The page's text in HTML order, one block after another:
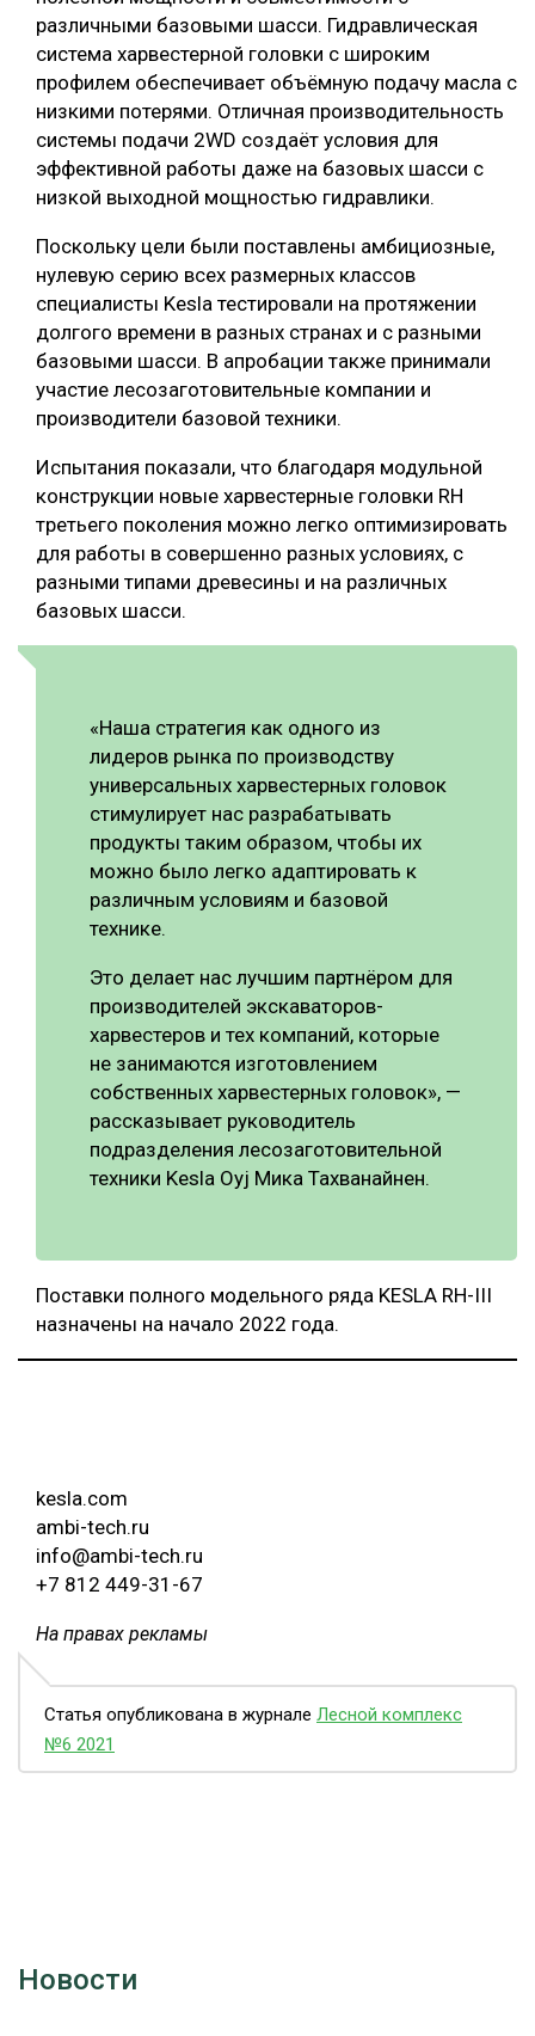
различными базовыми шасси. Гидравлическая
система харвестерной головки с широким
профилем обеспечивает объёмную подачу масла с
низкими потерями. Отличная производительность
системы подачи 2WD создаёт условия для
эффективной работы даже на базовых шасси с
низкой выходной мощностью гидравлики.
Поскольку цели были поставлены амбициозные,
нулевую серию всех размерных классов
специалисты Kesla тестировали на протяжении
долгого времени в разных странах и с разными
базовыми шасси. В апробации также принимали
участие лесозаготовительные компании и
производители базовой техники.
Испытания показали, что благодаря модульной
конструкции новые харвестерные головки RH
третьего поколения можно легко оптимизировать
для работы в совершенно разных условиях, с
разными типами древесины и на различных
базовых шасси.
«Наша стратегия как одного из
лидеров рынка по производству
универсальных харвестерных головок
стимулирует нас разрабатывать
продукты таким образом, чтобы их
можно было легко адаптировать к
различным условиям и базовой
технике.
Это делает нас лучшим партнёром для
производителей экскаваторов-
харвестеров и тех компаний, которые
не занимаются изготовлением
собственных харвестерных головок», —
рассказывает руководитель
подразделения лесозаготовительной
техники Kesla Oyj Мика Тахванайнен.
Поставки полного модельного ряда KESLA RH-III
назначены на начало 2022 года.
kesla.com
ambi-tech.ru
info@ambi-tech.ru
+7 812 449-31-67
На правах рекламы
Статья опубликована в журнале Лесной комплекс
№6 2021
Новости